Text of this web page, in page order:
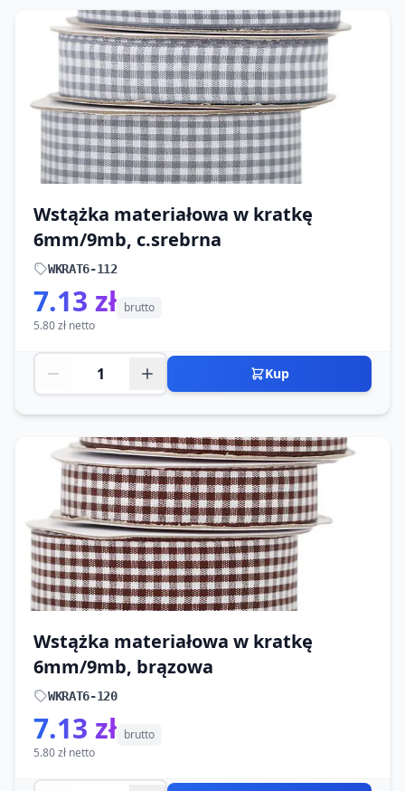
Wstążka materiałowa w kratkę
6mm/9mb, c.srebrna
WKRAT6-112
7.13 zł brutto
5.80 zł netto
Kup
Wstążka materiałowa w kratkę
6mm/9mb, brązowa
WKRAT6-120
7.13 zł brutto
5.80 zł netto